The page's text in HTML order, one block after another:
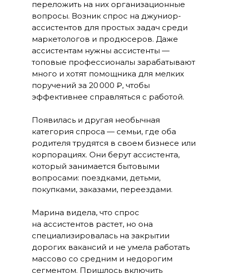
переложить на них организационные
вопросы. Возник спрос на джуниор-
ассистентов для простых задач среди
маркетологов и продюсеров. Даже
ассистентам нужны ассистенты —
топовые профессионалы зарабатывают
много и хотят помощника для мелких
поручений за 20 000 ₽, чтобы
эффективнее справляться с работой.
Появилась и другая необычная
категория спроса — семьи, где оба
родителя трудятся в своем бизнесе или
корпорациях. Они берут ассистента,
который занимается бытовыми
вопросами: поездками, детьми,
покупками, заказами, переездами.
Марина видела, что спрос
на ассистентов растет, но она
специализировалась на закрытии
дорогих вакансий и не умела работать
массово со средним и недорогим
сегментом. Пришлось включить